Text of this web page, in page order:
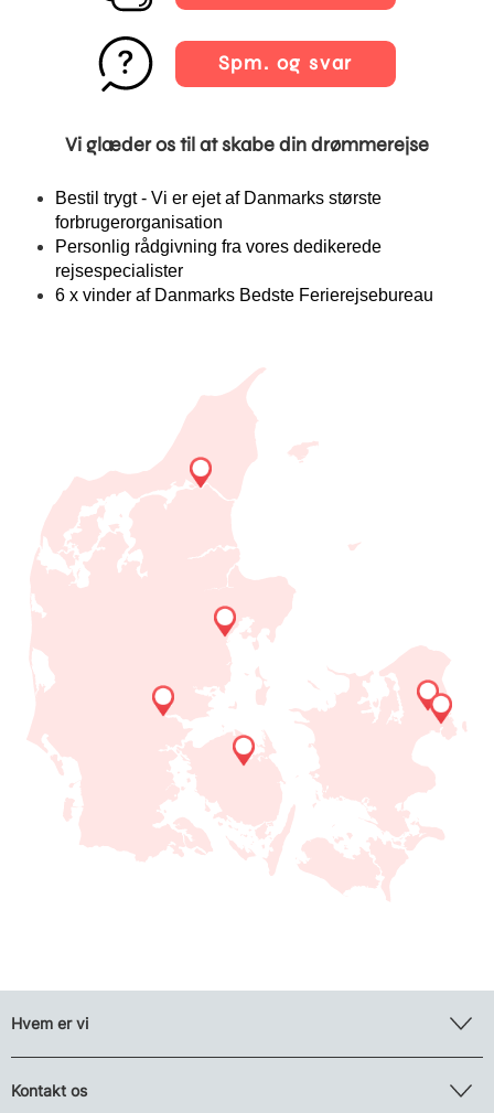
Spm. og svar
Vi glæder os til at skabe din drømmerejse
Bestil trygt - Vi er ejet af Danmarks største
forbrugerorganisation
Personlig rådgivning fra vores dedikerede
rejsespecialister
6 x vinder af Danmarks Bedste Ferierejsebureau
Hvem er vi
Kontakt os